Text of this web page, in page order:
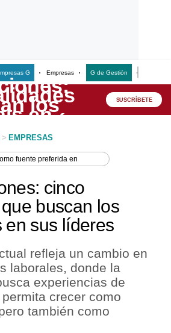
G Empresas G de Gestión
SUSCRÍBETE
> EMPRESAS
fuente preferida en
cinco
buscan los
en sus líderes
refleja un cambio en
laborales, donde la
experiencias de
crecer como
también como